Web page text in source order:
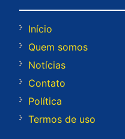
Início
Quem somos
Notícias
Contato
Política
Termos de uso